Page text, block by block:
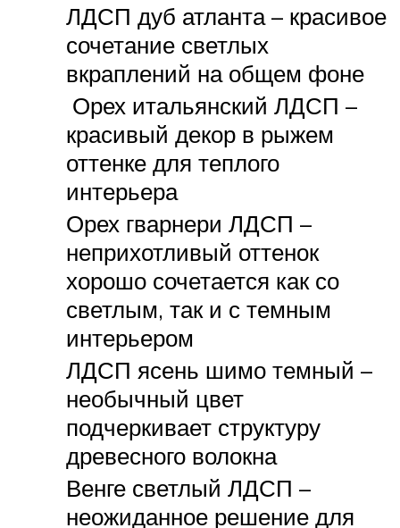
ЛДСП дуб атланта – красивое
сочетание светлых
вкраплений на общем фоне
Орех итальянский ЛДСП –
красивый декор в рыжем
оттенке для теплого
интерьера
Орех гварнери ЛДСП –
неприхотливый оттенок
хорошо сочетается как со
светлым, так и с темным
интерьером
ЛДСП ясень шимо темный –
необычный цвет
подчеркивает структуру
древесного волокна
Венге светлый ЛДСП –
неожиданное решение для